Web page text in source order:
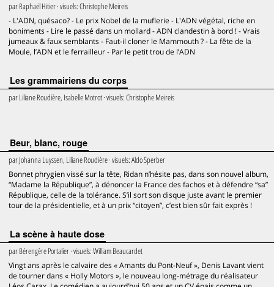
parRaphaël Hitier· visuels:Christophe Meireis
- L'ADN, quésaco? - Le prix Nobel de la muflerie - L'ADN végétal, riche en
boniments - Lire le passé dans un mollard - ADN clandestin à bord ! - Vrais
jumeaux & faux semblants - Faut-il cloner le Mammouth ? - La fête de la
Moule, l’ADN et le ferrailleur - Par le petit trou de l’ADN
Les grammairiens du corps
parLiliane Roudière, Isabelle Motrot· visuels:Christophe Meireis
Beur, blanc, rouge
parJohanna Luyssen, Liliane Roudière· visuels:Aldo Sperber
Bonnet phrygien vissé sur la tête, Ridan n’hésite pas, dans son nouvel album,
“Madame la République”, à dénoncer la France des fachos et à défendre “sa”
République, celle de la tolérance. S’il sort son disque juste avant le premier
tour de la présidentielle, et à un prix “citoyen”, c’est bien sûr fait exprès !
La scène à haute dose
parBérengère Portalier· visuels:William Beaucardet
Vingt ans après le calvaire des « Amants du Pont-Neuf », Denis Lavant vient
de tourner dans « Holly Motors », le nouveau long-métrage du réalisateur